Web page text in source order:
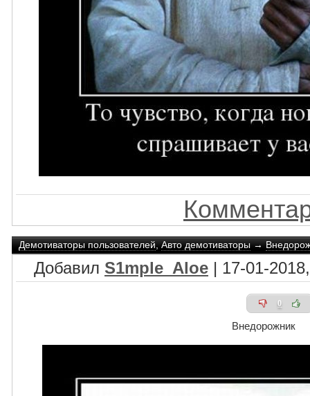
Демотиваторы пользователей,Авто демотиваторы→
Добавил S1mple_Aloe | 17-01-
0
Внедорожник